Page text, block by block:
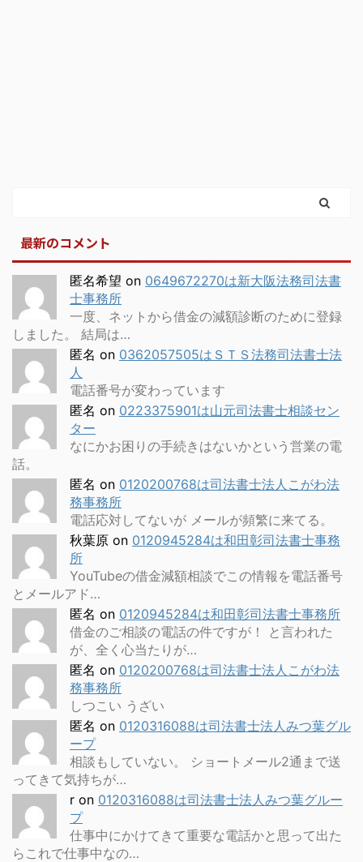
最新のコメント
匿名希望 on 0649672270は新大阪法務司法書
士事務所
一度、ネットから借金の減額診断のために登録
しました。 結局は…
匿名 on 0362057505はＳＴＳ法務司法書士法
人
電話番号が変わっています
匿名 on 0223375901は山元司法書士相談セン
ター
なにかお困りの手続きはないかという営業の電
話。
匿名 on 0120200768は司法書士法人こがわ法
務事務所
電話応対してないが メールが頻繁に来てる。
秋葉原 on 0120945284は和田彰司法書士事務
所
YouTubeの借金減額相談でこの情報を電話番号
とメールアド…
匿名 on 0120945284は和田彰司法書士事務所
借金のご相談の電話の件ですが！ と言われた
が、全く心当たりが…
匿名 on 0120200768は司法書士法人こがわ法
務事務所
しつこい うざい
匿名 on 0120316088は司法書士法人みつ葉グル
ープ
相談もしていない。 ショートメール2通まで送
ってきて気持ちが…
r on 0120316088は司法書士法人みつ葉グルー
プ
仕事中にかけてきて重要な電話かと思って出た
らこれで仕事中なの…